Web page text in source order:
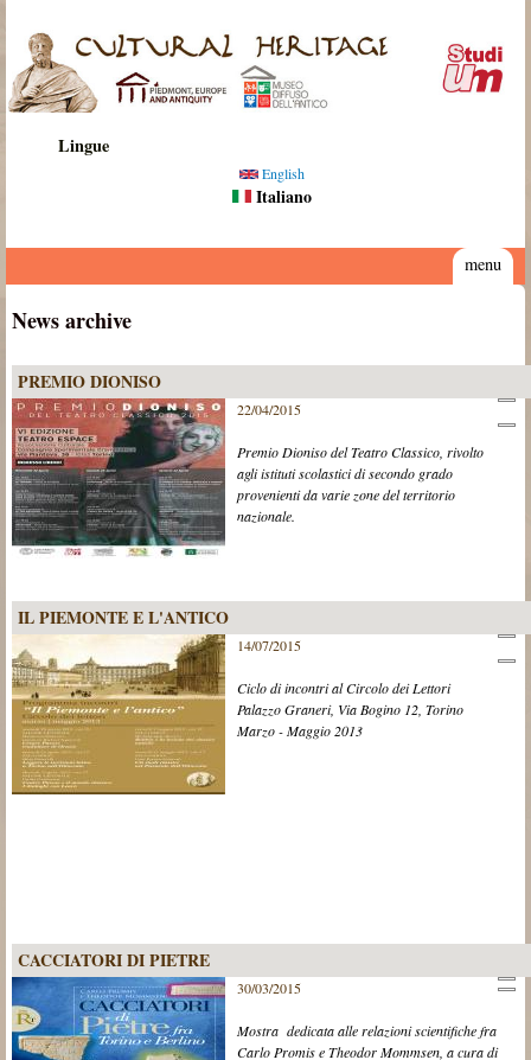
Cultural
Heritage
Lingue
English
Italiano
menu
News archive
PREMIO DIONISO
22/04/2015
Premio Dioniso del Teatro Classico, rivolto
agli istituti scolastici di secondo grado
provenienti da varie zone del territorio
nazionale.
IL PIEMONTE E L'ANTICO
14/07/2015
Ciclo di incontri al Circolo dei Lettori
Palazzo Graneri, Via Bogino 12, Torino
Marzo - Maggio 2013
CACCIATORI DI PIETRE
30/03/2015
Mostra dedicata alle relazioni scientifiche fra
Carlo Promis e Theodor Mommsen, a cura di